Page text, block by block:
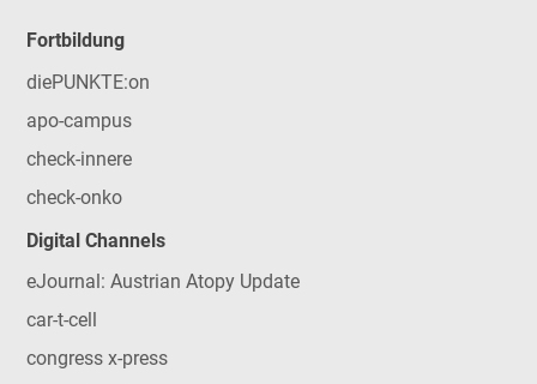
Fortbildung
diePUNKTE:on
apo-campus
check-innere
check-onko
Digital Channels
eJournal: Austrian Atopy Update
car-t-cell
congress x-press